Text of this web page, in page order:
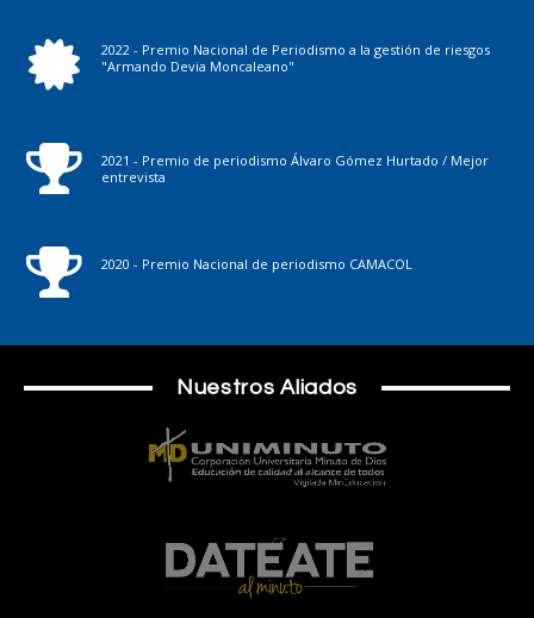
2022 - Premio Nacional de Periodismo a la gestión de riesgos
"Armando Devia Moncaleano"
2021 - Premio de periodismo Álvaro Gómez Hurtado / Mejor
entrevista
2020 - Premio Nacional de periodismo CAMACOL
Nuestros Aliados